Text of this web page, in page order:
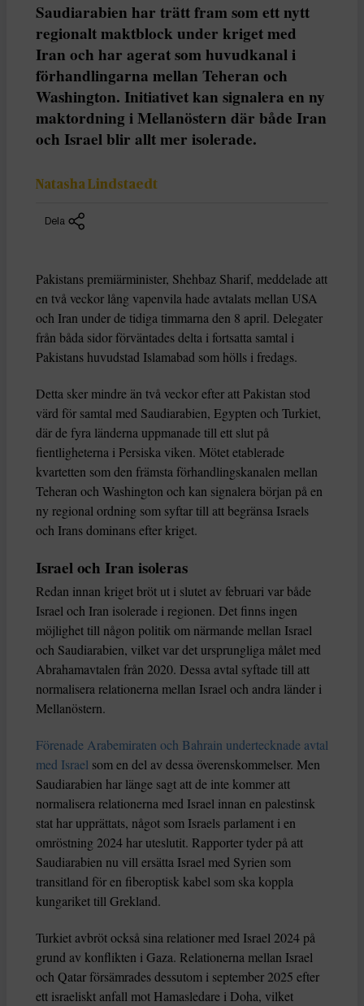
Saudiarabien har trätt fram som ett nytt
regionalt maktblock under kriget med
Iran och har agerat som huvudkanal i
förhandlingarna mellan Teheran och
Washington. Initiativet kan signalera en ny
maktordning i Mellanöstern där både Iran
och Israel blir allt mer isolerade.
Natasha Lindstaedt
Dela
Pakistans premiärminister, Shehbaz Sharif, meddelade att
en två veckor lång vapenvila hade avtalats mellan USA
och Iran under de tidiga timmarna den 8 april. Delegater
från båda sidor förväntades delta i fortsatta samtal i
Pakistans huvudstad Islamabad som hölls i fredags.
Detta sker mindre än två veckor efter att Pakistan stod
värd för samtal med Saudiarabien, Egypten och Turkiet,
där de fyra länderna uppmanade till ett slut på
fientligheterna i Persiska viken. Mötet etablerade
kvartetten som den främsta förhandlingskanalen mellan
Teheran och Washington och kan signalera början på en
ny regional ordning som syftar till att begränsa Israels
och Irans dominans efter kriget.
Israel och Iran isoleras
Redan innan kriget bröt ut i slutet av februari var både
Israel och Iran isolerade i regionen. Det finns ingen
möjlighet till någon politik om närmande mellan Israel
och Saudiarabien, vilket var det ursprungliga målet med
Abrahamavtalen från 2020. Dessa avtal syftade till att
normalisera relationerna mellan Israel och andra länder i
Mellanöstern.
Förenade Arabemiraten och Bahrain undertecknade avtal
med Israel som en del av dessa överenskommelser. Men
Saudiarabien har länge sagt att de inte kommer att
normalisera relationerna med Israel innan en palestinsk
stat har upprättats, något som Israels parlament i en
omröstning 2024 har uteslutit. Rapporter tyder på att
Saudiarabien nu vill ersätta Israel med Syrien som
transitland för en fiberoptisk kabel som ska koppla
kungariket till Grekland.
Turkiet avbröt också sina relationer med Israel 2024 på
grund av konflikten i Gaza. Relationerna mellan Israel
och Qatar försämrades dessutom i september 2025 efter
ett israeliskt anfall mot Hamasledare i Doha, vilket